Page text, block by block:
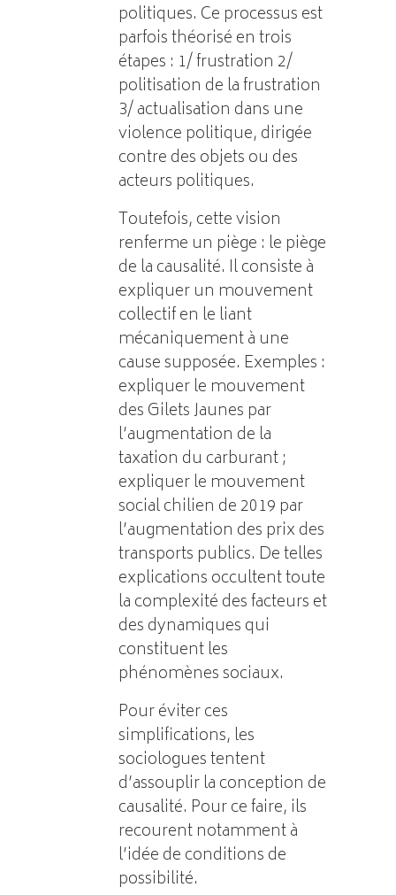
politiques. Ce processus est
parfois théorisé en trois
étapes : 1/ frustration 2/
politisation de la frustration
3/ actualisation dans une
violence politique, dirigée
contre des objets ou des
acteurs politiques.
Toutefois, cette vision
renferme un piège : le piège
de la causalité. Il consiste à
expliquer un mouvement
collectif en le liant
mécaniquement à une
cause supposée. Exemples :
expliquer le mouvement
des Gilets Jaunes par
l’augmentation de la
taxation du carburant ;
expliquer le mouvement
social chilien de 2019 par
l’augmentation des prix des
transports publics. De telles
explications occultent toute
la complexité des facteurs et
des dynamiques qui
constituent les
phénomènes sociaux.
Pour éviter ces
simplifications, les
sociologues tentent
d’assouplir la conception de
causalité. Pour ce faire, ils
recourent notamment à
l’idée de conditions de
possibilité.